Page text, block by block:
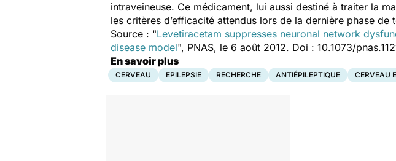
intraveineuse. Ce médicament, lui aussi destiné à traiter la
les critères d’efficacité attendus lors de la dernière phase de
Source : "Levetiracetam suppresses neuronal network
disease model", PNAS, le 6 août 2012. Doi : 10.1073/
En savoir plus
CERVEAU EPILEPSIE RECHERCHE ANTIÉPILEPTIQUE CERVEAU